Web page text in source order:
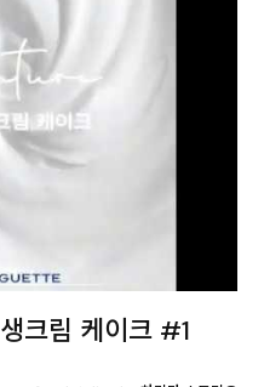
크림 케이크 #1